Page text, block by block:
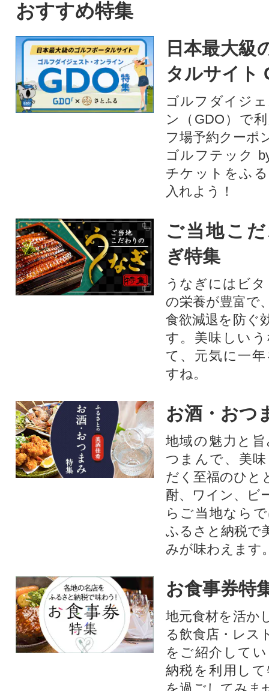
おすすめ特集
日本最大級
タルサイト
ゴルフダイジ
ン（GDO）で
フ場予約クーポ
ゴルフテック
チケットをふ
入れよう！
ご当地こ
ぎ特集
うなぎにはビ
の栄養が豊富で
食欲減退を防ぐ
す。美味しい
て、元気に一
すね。
お酒・おつ
地域の魅力と
つまんで、美
だく至福のひと
酎、ワイン、ビ
らご当地なら
ふるさと納税で
みが味わえます
お食事券特
地元食材を活か
る飲食店・レス
をご紹介して
納税を利用し